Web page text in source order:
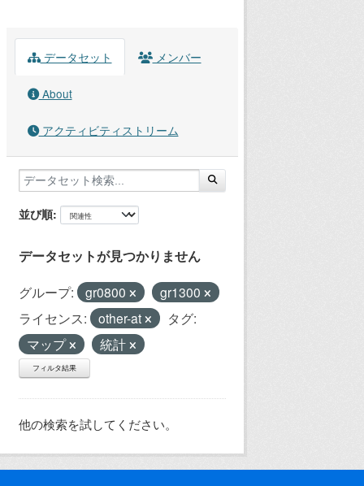
データセット メンバー
About
アクティビティストリーム
並び順
データセットが見つかりません
グループ: gr0800
gr1300
ライセンス:
other-at
タグ:
マップ
統計
フィルタ結果
他の検索を試してください。